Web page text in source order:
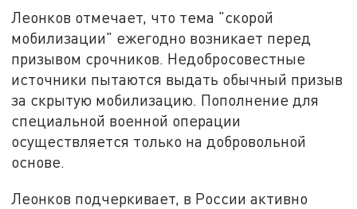
Леонков отмечает, что тема "скорой
мобилизации" ежегодно возникает перед
призывом срочников. Недобросовестные
источники пытаются выдать обычный призыв
за скрытую мобилизацию. Пополнение для
специальной военной операции
осуществляется только на добровольной
основе.
Леонков подчеркивает, в России активно